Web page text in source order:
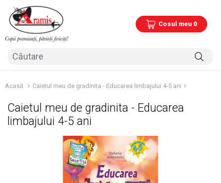
Cosul meu 0
Acasă Caietul meu de gradinita - Educarea limbajului 4-5 ani
Caietul meu de gradinita - Educarea
limbajului 4-5 ani